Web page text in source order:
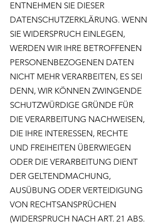
ENTNEHMEN SIE DIESER
DATENSCHUTZERKLÄRUNG. WENN
SIE WIDERSPRUCH EINLEGEN,
WERDEN WIR IHRE BETROFFENEN
PERSONENBEZOGENEN DATEN
NICHT MEHR VERARBEITEN, ES SEI
DENN, WIR KÖNNEN ZWINGENDE
SCHUTZWÜRDIGE GRÜNDE FÜR
DIE VERARBEITUNG NACHWEISEN,
DIE IHRE INTERESSEN, RECHTE
UND FREIHEITEN ÜBERWIEGEN
ODER DIE VERARBEITUNG DIENT
DER GELTENDMACHUNG,
AUSÜBUNG ODER VERTEIDIGUNG
VON RECHTSANSPRÜCHEN
(WIDERSPRUCH NACH ART. 21 ABS.